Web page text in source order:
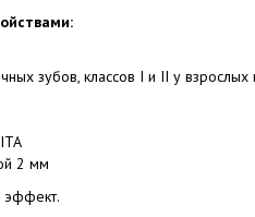
зубов, классов I и II у взрослых
2 мм
эффект.